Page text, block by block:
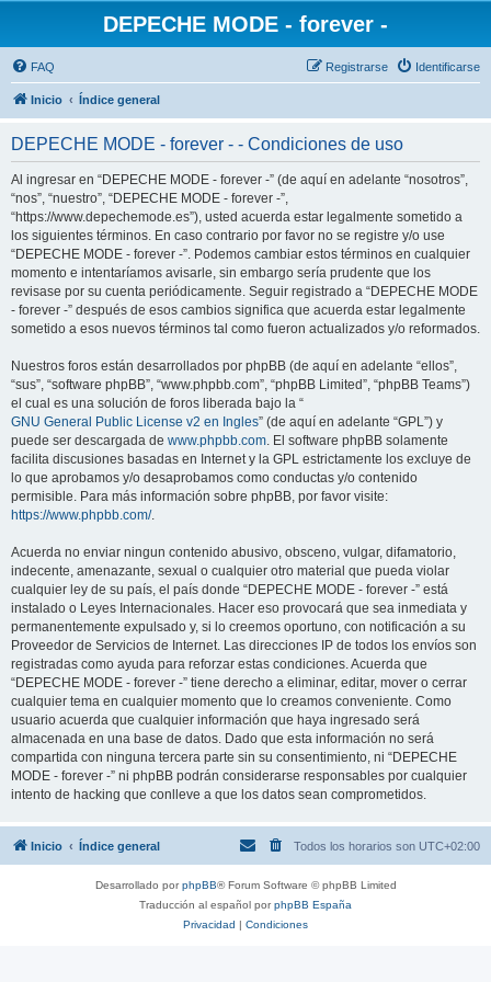
DEPECHE MODE - forever -
FAQ Identificarse
Registrarse
Inicio Índice general
DEPECHE MODE - forever - - Condiciones de uso
Al ingresar en “DEPECHE MODE - forever -” (de aquí en adelante “nosotros”,
“nos”, “nuestro”, “DEPECHE MODE - forever -”,
“https://www.depechemode.es”), usted acuerda estar legalmente sometido a
los siguientes términos. En caso contrario por favor no se registre y/o use
“DEPECHE MODE - forever -”. Podemos cambiar estos términos en cualquier
momento e intentaríamos avisarle, sin embargo sería prudente que los
revisase por su cuenta periódicamente. Seguir registrado a “DEPECHE MODE
- forever -” después de esos cambios significa que acuerda estar legalmente
sometido a esos nuevos términos tal como fueron actualizados y/o reformados.
Nuestros foros están desarrollados por phpBB (de aquí en adelante “ellos”,
“sus”, “software phpBB”, “www.phpbb.com”, “phpBB Limited”, “phpBB Teams”)
el cual es una solución de foros liberada bajo la “
GNU General Public License v2 en Ingles” (de aquí en adelante “GPL”) y
puede ser descargada de www.phpbb.com. El software phpBB solamente
facilita discusiones basadas en Internet y la GPL estrictamente los excluye de
lo que aprobamos y/o desaprobamos como conductas y/o contenido
permisible. Para más información sobre phpBB, por favor visite:
https://www.phpbb.com/.
Acuerda no enviar ningun contenido abusivo, obsceno, vulgar, difamatorio,
indecente, amenazante, sexual o cualquier otro material que pueda violar
cualquier ley de su país, el país donde “DEPECHE MODE - forever -” está
instalado o Leyes Internacionales. Hacer eso provocará que sea inmediata y
permanentemente expulsado y, si lo creemos oportuno, con notificación a su
Proveedor de Servicios de Internet. Las direcciones IP de todos los envíos son
registradas como ayuda para reforzar estas condiciones. Acuerda que
“DEPECHE MODE - forever -” tiene derecho a eliminar, editar, mover o cerrar
cualquier tema en cualquier momento que lo creamos conveniente. Como
usuario acuerda que cualquier información que haya ingresado será
almacenada en una base de datos. Dado que esta información no será
compartida con ninguna tercera parte sin su consentimiento, ni “DEPECHE
MODE - forever -” ni phpBB podrán considerarse responsables por cualquier
intento de hacking que conlleve a que los datos sean comprometidos.
Inicio Índice general Todos los horarios son UTC+02:00
Desarrollado porphpBB® Forum Software © phpBB Limited
Traducción al español porphpBB España
Privacidad | Condiciones